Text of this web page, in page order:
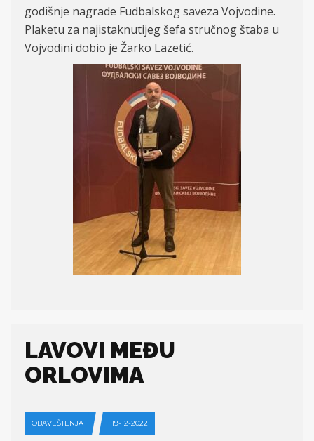
godišnje nagrade Fudbalskog saveza Vojvodine.
Plaketu za najistaknutijeg šefa stručnog štaba u
Vojvodini dobio je Žarko Lazetić.
LAVOVI MEĐU
ORLOVIMA
OBAVEŠTENJA 19-12-2022